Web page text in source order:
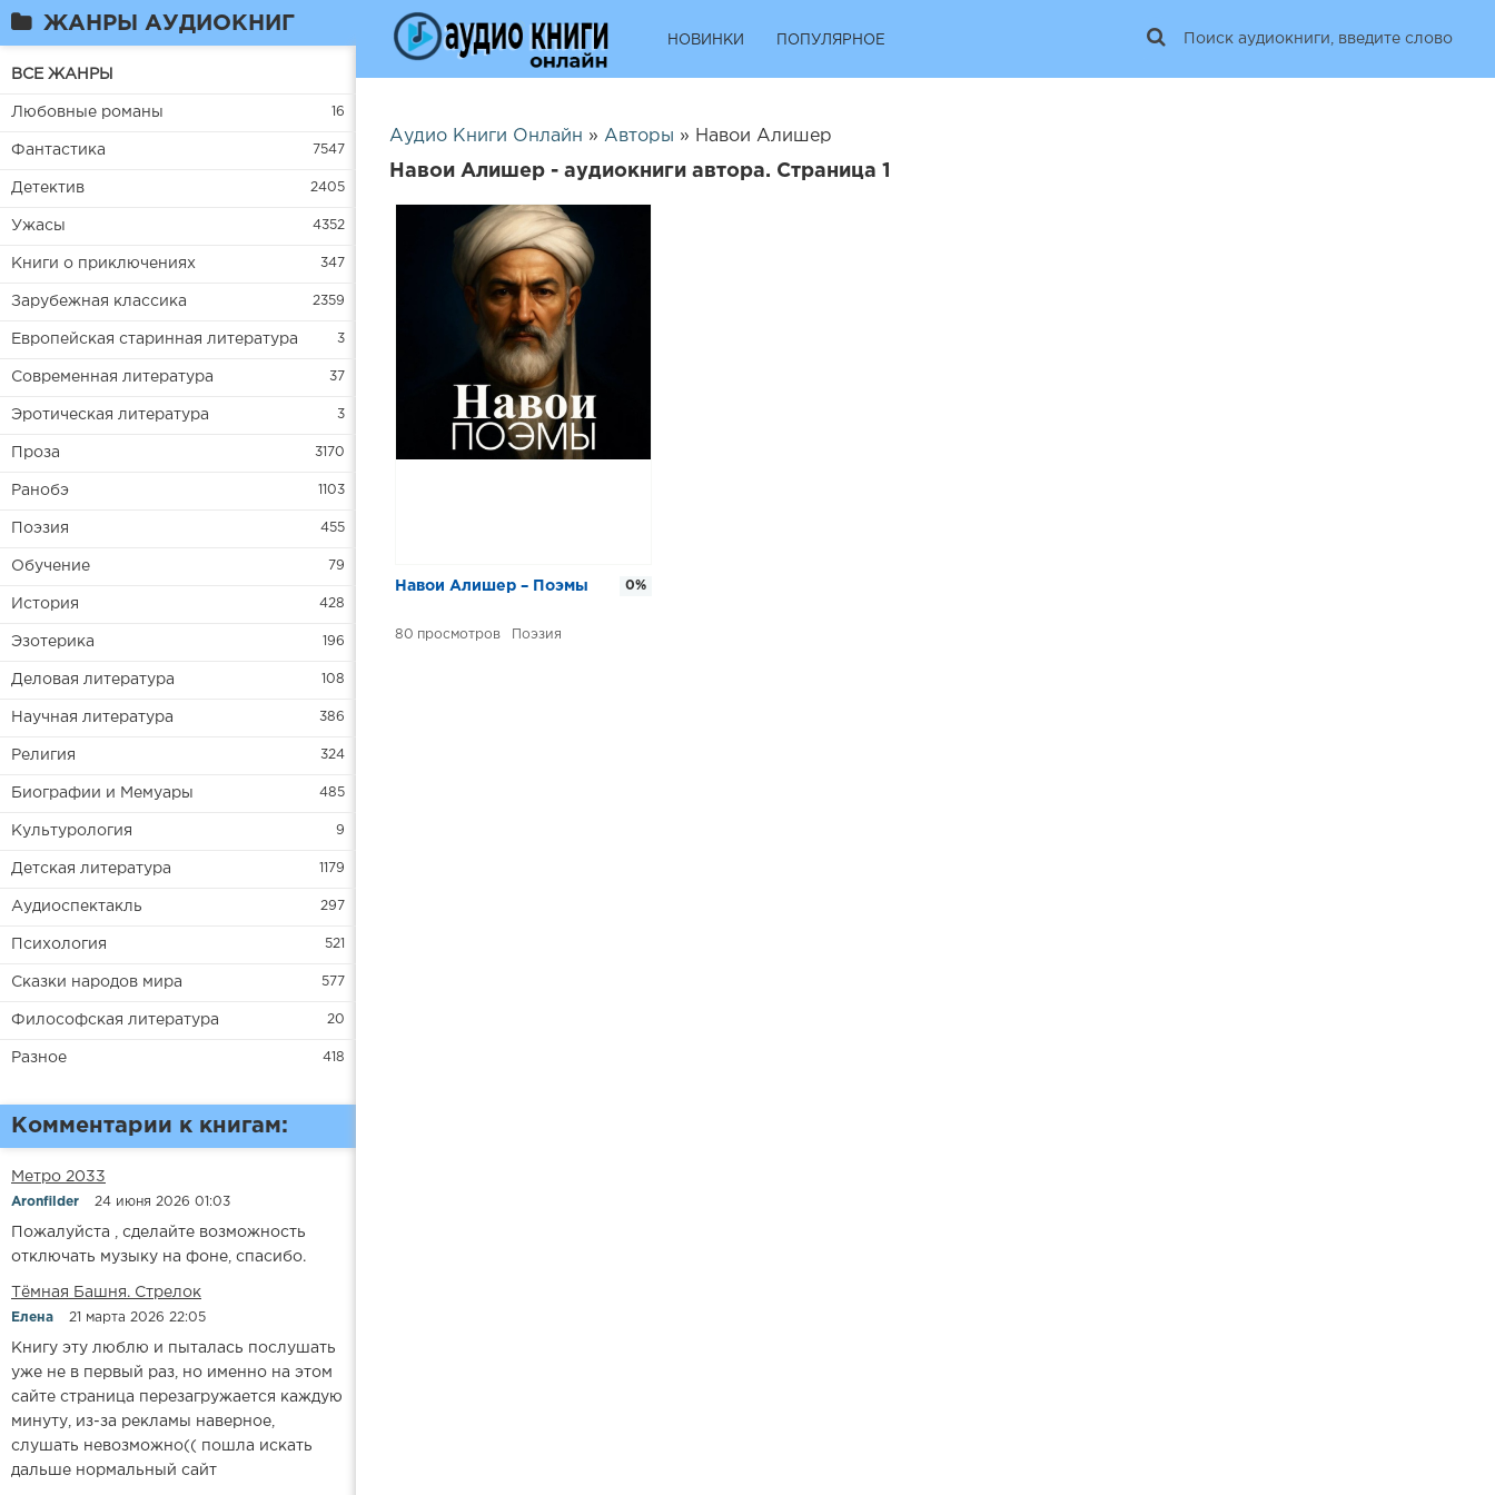
ЖАНРЫ АУДИОКНИГ
ВСЕ ЖАНРЫ
Любовные романы 16
Фантастика 7547
Детектив 2405
Ужасы 4352
Книги о приключениях 347
Зарубежная классика 2359
Европейская старинная литература 3
Современная литература 37
Эротическая литература 3
Проза 3170
Ранобэ 1103
Поэзия 455
Обучение 79
История 428
Эзотерика 196
Деловая литература 108
Научная литература 386
Религия 324
Биографии и Мемуары 485
Культурология 9
Детская литература 1179
Аудиоспектакль 297
Психология 521
Сказки народов мира 577
Философская литература 20
Разное 418
Комментарии к книгам:
Метро 2033
Aronfilder 24 июня 2026 01:03
Пожалуйста , сделайте возможность
отключать музыку на фоне, спасибо.
​​Тёмная Башня. Стрелок
Елена 21 марта 2026 22:05
Книгу эту люблю и пыталась послушать
уже не в первый раз, но именно на этом
сайте страница перезагружается каждую
минуту, из-за рекламы наверное,
слушать невозможно(( пошла искать
дальше нормальный сайт
НОВИНКИ ПОПУЛЯРНОЕ
Аудио Книги Онлайн » Авторы » Навои Алишер
Навои Алишер - аудиокниги автора. Страница 1
Навои Алишер – Поэмы
80 Поэзия
0%